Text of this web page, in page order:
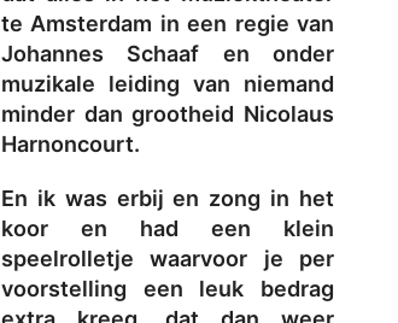
te Amsterdam in een regie van
Johannes Schaaf en onder
muzikale leiding van niemand
minder dan grootheid Nicolaus
Harnoncourt.
En ik was erbij en zong in het
koor en had een klein
speelrolletje waarvoor je per
voorstelling een leuk bedrag